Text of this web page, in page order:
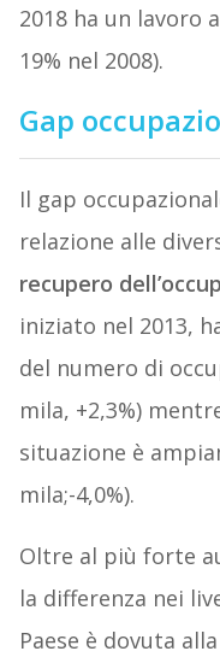
2018 ha un lavoro a
19% nel 2008).
Gap
Il gap
relazione alle
recupero
iniziato nel 2013,
del numero di
mila, +2,3%)
situazione è
mila;-4,0%).
Oltre al più forte
la differenza nei
Paese è dovuta